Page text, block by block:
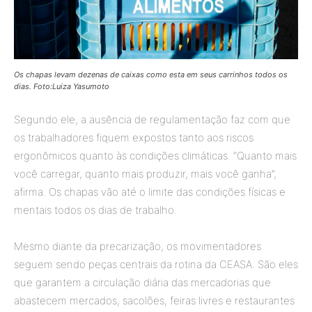
Os chapas levam dezenas de caixas como esta em seus carrinhos todos os
dias. Foto:Luiza Yasumoto
Segundo ele, a ausência de regulamentação faz com que
os trabalhadores fiquem expostos tanto aos riscos
ergonômicos quanto às condições climáticas. “Quanto mais
você carregar, quanto mais produzir, mais você ganha”,
afirma. Os chapas vão até o limite das condições físicas e
mentais todos os dias de trabalho.
Mesmo diante da precarização, os movimentadores
seguem sendo peças centrais da rotina da CEASA. São eles
que garantem a circulação diária das mercadorias que
abastecem mercados, sacolões, feiras livres e restaurantes